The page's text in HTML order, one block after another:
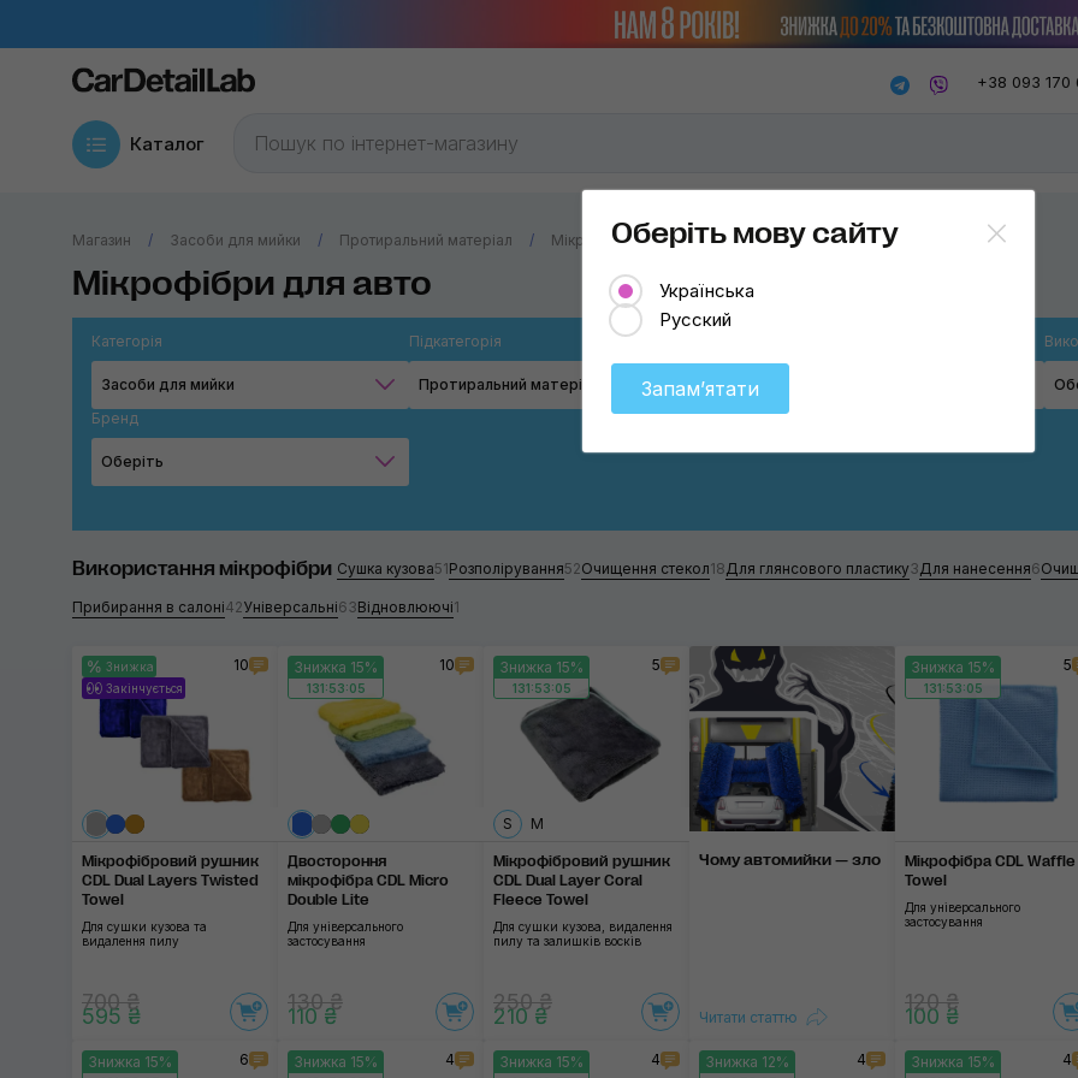
+38 093 170
Каталог
Магазин Засоби для мийки Протиральний матеріал Мікрофібри
Мікрофібри для авто
Категорія
Засоби для мийки
Підкатегорія
Протиральний матеріал Мікрофібри
Застосувати
Бренд
Оберіть
K2
Koch-Chemie
Gyeon
G'zox
Work Stuff
SGCB
Застосувати
Використання мікрофібри Сушка кузова51Розполірування52Очищення стекол18Для глянсового пластику3Для нанесення6
Прибирання в салоні42Універсальні63Відновлюючі1
Знижка
Закінчується
10
Мікрофібровий рушник
CDL Dual Layers Twisted
Towel
Для сушки кузова та
видалення пилу
700 ₴
595 ₴
Знижка 15%
131:53:04
10
Двостороння
мікрофібра CDL Micro
Double Lite
Для універсального
застосування
130 ₴
110 ₴
Знижка 15%
131:53:04
5
S M
Мікрофібровий рушник
CDL Dual Layer Coral
Fleece Towel
Для сушки кузова, видалення
пилу та залишків восків
250 ₴
210 ₴
Чому автомийки — зло
Читати статтю
Знижка 15%
131:53:04
5
Мікрофібра CDL Waffle
Towel
Для універсального
застосування
120 ₴
100 ₴
Знижка 15% 6 Знижка 15% 4 Знижка 15% 4 Знижка 12% 4 Знижка 15% 4
Оберіть мову сайту
Українська
Русский
Запамʼятати